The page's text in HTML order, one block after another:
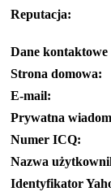
Reputacja:
Dane kontaktowe
Strona domowa:
E-mail:
Prywatna
Numer ICQ:
Nazwa
Identyfikator